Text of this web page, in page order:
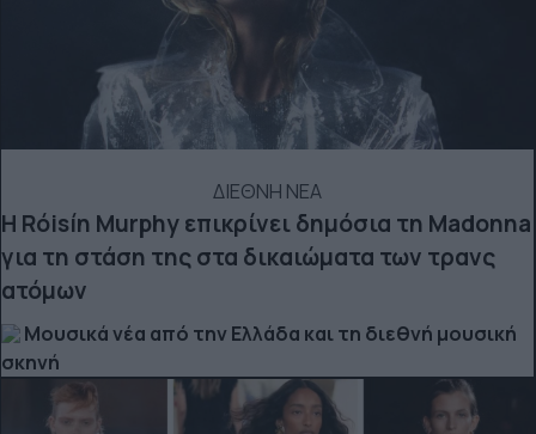
ΔΙΕΘΝΗ ΝΕΑ
Η Róisín Murphy επικρίνει δημόσια τη Madonna
για τη στάση της στα δικαιώματα των τρανς
ατόμων
Μουσικά νέα από την Ελλάδα και τη διεθνή μουσική
σκηνή